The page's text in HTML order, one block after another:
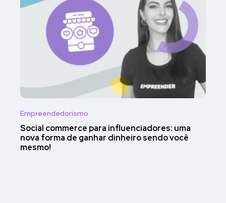
Empreendedorismo
Social commerce para influenciadores: uma
nova forma de ganhar dinheiro sendo você
mesmo!